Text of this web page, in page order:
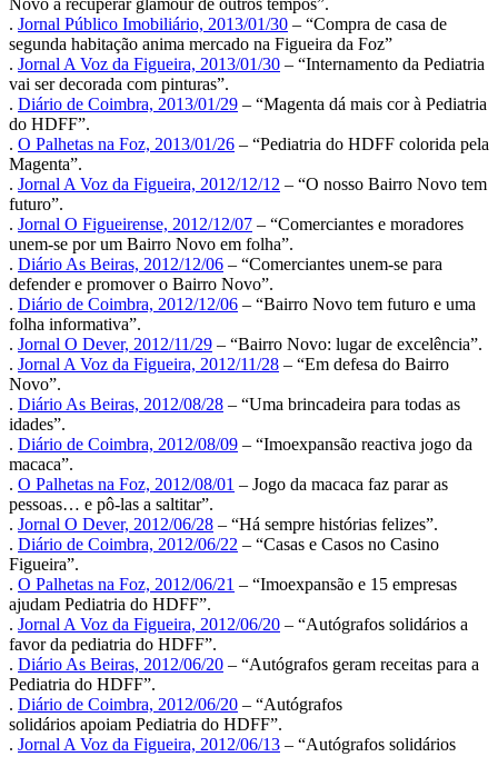
. Jornal Público Imobiliário, 2013/01/30 – “Compra de casa de
segunda habitação anima mercado na Figueira da Foz”
. Jornal A Voz da Figueira, 2013/01/30 – “Internamento da Pediatria
vai ser decorada com pinturas”.
. Diário de Coimbra, 2013/01/29 – “Magenta dá mais cor à Pediatria
do HDFF”.
. O Palhetas na Foz, 2013/01/26 – “Pediatria do HDFF colorida pela
Magenta”.
. Jornal A Voz da Figueira, 2012/12/12 – “O nosso Bairro Novo tem
futuro”.
. Jornal O Figueirense, 2012/12/07 – “Comerciantes e moradores
unem-se por um Bairro Novo em folha”.
. Diário As Beiras, 2012/12/06 – “Comerciantes unem-se para
defender e promover o Bairro Novo”.
. Diário de Coimbra, 2012/12/06 – “Bairro Novo tem futuro e uma
folha informativa”.
. Jornal O Dever, 2012/11/29 – “Bairro Novo: lugar de excelência”.
. Jornal A Voz da Figueira, 2012/11/28 – “Em defesa do Bairro
Novo”.
. Diário As Beiras, 2012/08/28 – “Uma brincadeira para todas as
idades”.
. Diário de Coimbra, 2012/08/09 – “Imoexpansão reactiva jogo da
macaca”.
. O Palhetas na Foz, 2012/08/01 – Jogo da macaca faz parar as
pessoas… e pô-las a saltitar”.
. Jornal O Dever, 2012/06/28 – “Há sempre histórias felizes”.
. Diário de Coimbra, 2012/06/22 – “Casas e Casos no Casino
Figueira”.
. O Palhetas na Foz, 2012/06/21 – “Imoexpansão e 15 empresas
ajudam Pediatria do HDFF”.
. Jornal A Voz da Figueira, 2012/06/20 – “Autógrafos solidários a
favor da pediatria do HDFF”.
. Diário As Beiras, 2012/06/20 – “Autógrafos geram receitas para a
Pediatria do HDFF”.
. Diário de Coimbra, 2012/06/20 – “Autógrafos
solidários apoiam Pediatria do HDFF”.
. Jornal A Voz da Figueira, 2012/06/13 – “Autógrafos solidários